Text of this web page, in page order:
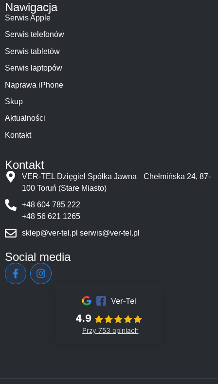
Nawigacja
Serwis Apple
Serwis telefonów
Serwis tabletów
Serwis laptopów
Naprawa iPhone
Skup
Aktualności
Kontakt
Kontakt
VER-TEL Dzięgiel Spółka Jawna Chełmińska 24, 87-
100 Toruń (Stare Miasto)
+48 604 785 222
+48 56 621 1265
sklep@ver-tel.pl serwis@ver-tel.pl
Social media
Ver-Tel
4.9
Przy 753 opiniach